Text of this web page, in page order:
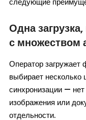
Одна
с множеством
Оператор загружает
выбирает
синхронизации —
изображения или
отдельности.